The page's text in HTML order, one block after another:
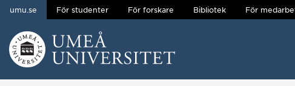
Hoppa direkt till innehållet
umu.se För studenter För forskare Bibliotek För